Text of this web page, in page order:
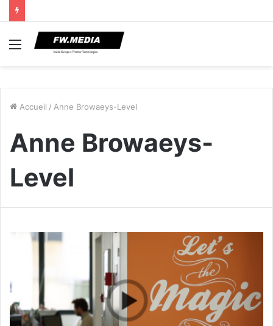
Menu
Accueil / Anne Browaeys-Level
Anne Browaeys-
Level